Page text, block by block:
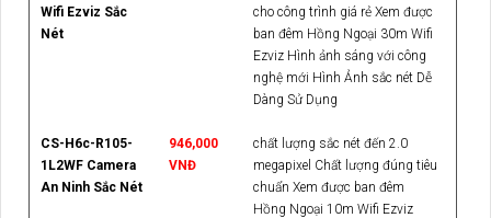
Wifi Ezviz Sắc
Nét
cho công trình giá rẻ Xem được
ban đêm Hồng Ngoại 30m Wifi
Ezviz Hình ảnh sáng với công
nghệ mới Hình Ảnh sắc nét Dễ
Dàng Sử Dụng
CS-H6c-R105-
1L2WF Camera
An Ninh Sắc Nét
946,000
VNĐ
chất lượng sắc nét đến 2.0
megapixel Chất lượng đúng tiêu
chuẩn Xem được ban đêm
Hồng Ngoại 10m Wifi Ezviz